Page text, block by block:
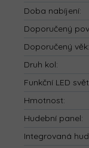
Doba nabíjení:
Doporučený
Doporučený věk:
Druh kol:
Funkční LED
Hmotnost:
Hudební panel:
Integrovaná